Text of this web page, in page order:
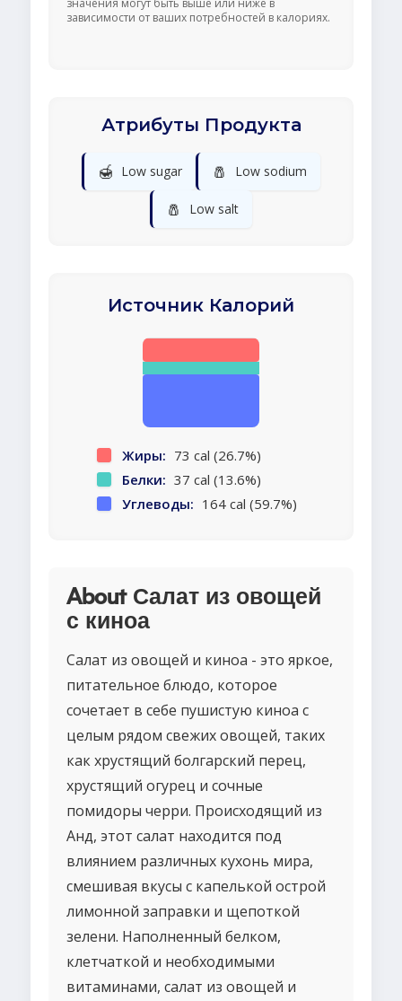
значения могут быть выше или ниже в
зависимости от ваших потребностей в калориях.
Атрибуты Продукта
🍯 Low sugar 🧂 Low sodium
🧂 Low salt
Источник Калорий
Жиры: 73 cal (26.7%)
Белки: 37 cal (13.6%)
Углеводы: 164 cal (59.7%)
About Салат из овощей
с киноа
Салат из овощей и киноа - это яркое,
питательное блюдо, которое
сочетает в себе пушистую киноа с
целым рядом свежих овощей, таких
как хрустящий болгарский перец,
хрустящий огурец и сочные
помидоры черри. Происходящий из
Анд, этот салат находится под
влиянием различных кухонь мира,
смешивая вкусы с капелькой острой
лимонной заправки и щепоткой
зелени. Наполненный белком,
клетчаткой и необходимыми
витаминами, салат из овощей и